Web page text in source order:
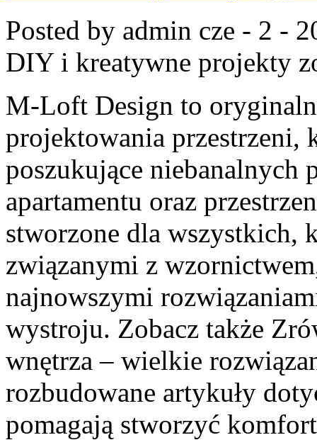
Posted by admin cze - 2 -
DIY i kreatywne projekty
M-Loft Design to
projektowania przestrzeni,
poszukujące niebanalnych
apartamentu oraz
stworzone dla wszystkich,
związanymi z
najnowszymi
wystroju. Zobacz także
wnętrza – wielkie
rozbudowane artykuły
pomagają stworzyć